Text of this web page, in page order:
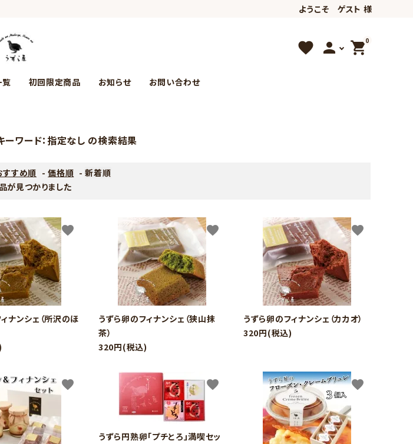
ようこそ ゲスト 様
favorite person 0
shopping_cart
うずら円熟卵
覧 初回限定商品 お知らせ お問い合わせ
ーワード：指定なし の検索結果
すすめ順 -価格順 -新着順
が見つかりました
ナンシェ（所沢のほ
favorite
うずら卵のフィナンシェ（狭山抹
茶）
320円(税込)
favorite
うずら卵のフィナンシェ（カカオ）
320円(税込)
favorite
favorite
うずら円熟卵「プチとろ」満喫セッ
favorite favorite
close